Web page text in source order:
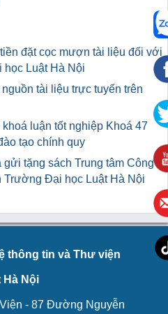
đặt cọc mượn tài liệu đối với
Luật Hà Nội
tài liệu trực tuyến trên
luận tốt nghiệp Khoá 47
tạo chính quy
tặng sách Trung tâm Công
Trường Đại học Luật Hà Nội
thông tin và Thư viện
Nội
- 87 Đường Nguyễn